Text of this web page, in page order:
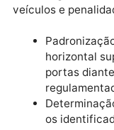
Leia a
A nova portaria
Mobilidade e
sete artigos
veículos e